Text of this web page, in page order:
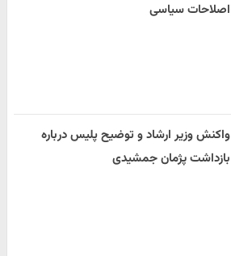
اصلاحات سیاسی
واکنش وزیر ارشاد و توضیح پلیس درباره
بازداشت پژمان جمشیدی